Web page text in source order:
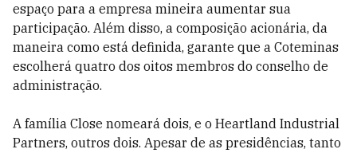
espaço para a empresa mineira aumentar sua
participação. Além disso, a composição acionária, da
maneira como está definida, garante que a Coteminas
escolherá quatro dos oitos membros do conselho de
administração.
A família Close nomeará dois, e o Heartland Industrial
Partners, outros dois. Apesar de as presidências, tanto